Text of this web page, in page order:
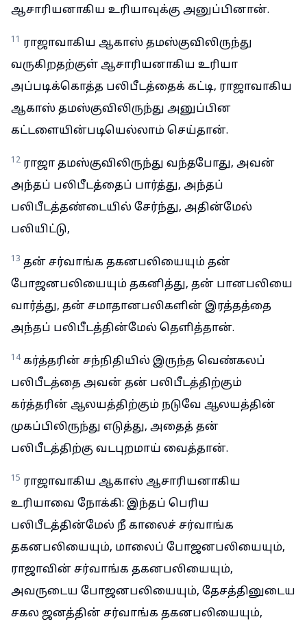
ஆசாரியனாகிய உரியாவுக்கு அனுப்பினான்.
11 ராஜாவாகிய ஆகாஸ் தமஸ்குவிலிருந்து
வருகிறதற்குள் ஆசாரியனாகிய உரியா
அப்படிக்கொத்த பலிபீடத்தைக் கட்டி, ராஜாவாகிய
ஆகாஸ் தமஸ்குவிலிருந்து அனுப்பின
கட்டளையின்படியெல்லாம் செய்தான்.
12 ராஜா தமஸ்குவிலிருந்து வந்தபோது, அவன்
அந்தப் பலிபீடத்தைப் பார்த்து, அந்தப்
பலிபீடத்தண்டையில் சேர்ந்து, அதின்மேல்
பலியிட்டு,
13 தன் சர்வாங்க தகனபலியையும் தன்
போஜனபலியையும் தகனித்து, தன் பானபலியை
வார்த்து, தன் சமாதானபலிகளின் இரத்தத்தை
அந்தப் பலிபீடத்தின்மேல் தெளித்தான்.
14 கர்த்தரின் சந்நிதியில் இருந்த வெண்கலப்
பலிபீடத்தை அவன் தன் பலிபீடத்திற்கும்
கர்த்தரின் ஆலயத்திற்கும் நடுவே ஆலயத்தின்
முகப்பிலிருந்து எடுத்து, அதைத் தன்
பலிபீடத்திற்கு வடபுறமாய் வைத்தான்.
15 ராஜாவாகிய ஆகாஸ் ஆசாரியனாகிய
உரியாவை நோக்கி: இந்தப் பெரிய
பலிபீடத்தின்மேல் நீ காலைச் சர்வாங்க
தகனபலியையும், மாலைப் போஜனபலியையும்,
ராஜாவின் சர்வாங்க தகனபலியையும்,
அவருடைய போஜனபலியையும், தேசத்தினுடைய
சகல ஜனத்தின் சர்வாங்க தகனபலியையும்,